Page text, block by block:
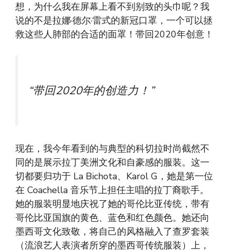
想，为什么我在屏幕上看不到别致的头巾呢？我
说的不是拉娜·德尔·雷式的新冠口罩，一个可以拯
救这些人肺部的合适的面罩！带回2020年创意！
“带回2020年的创造力！”
现在，我今年看到的与典型的科切拉时尚截然不
同的是展示拉丁美洲文化和自豪感的服装。这一
切都要归功于 La Bichota、Karol G，她是第一位
在 Coachella 音乐节上担任主唱的拉丁裔歌手。
她的服装明显地庆祝了她的哥伦比亚传统，带有
哥伦比亚国旗的黄色、蓝色和红色颜色。她还向
墨西哥文化致敬，将自己的风格融入了查罗套装
（流浪艺人表演者所穿的墨西哥传统服装）上，